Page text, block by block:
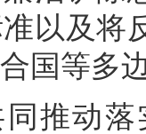
以及将
国等多
推动